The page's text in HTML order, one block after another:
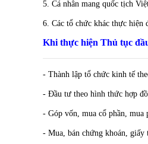
5. Cá nhân mang quốc tịch
6. Các tổ chức khác thực hiện
Khi thực hiện Thủ tục
- Thành lập tổ chức kinh tế
- Đầu tư theo hình thức hợp
- Góp vốn, mua cổ phần,
- Mua, bán chứng khoán, giấy